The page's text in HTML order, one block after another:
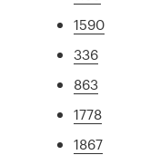
1590
336
863
1778
1867